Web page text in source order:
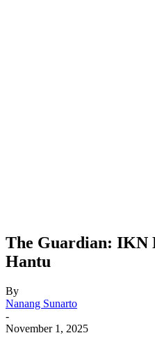
The Guardian: IKN
Hantu
By
Nanang Sunarto
-
November 1, 2025